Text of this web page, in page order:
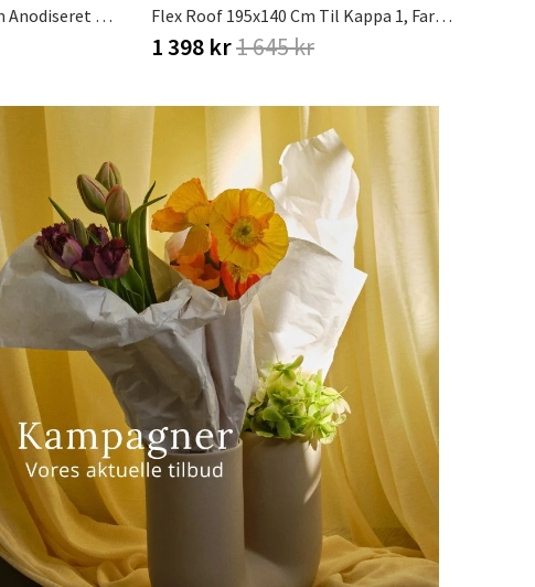
Sombrano S+ 350x350 Cm Anodiseret Alu Frithængende Parasol Glatz Flex Roof 195x140 Cm Til Kappa 1, Farve Sandhvid, Glatz
1 398 kr1 645 kr